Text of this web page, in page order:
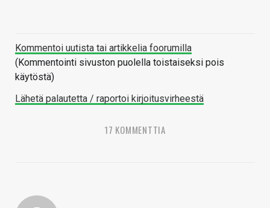
Kommentoi uutista tai artikkelia foorumilla
(Kommentointi sivuston puolella toistaiseksi pois
käytöstä)
Lähetä palautetta / raportoi kirjoitusvirheestä
17 KOMMENTTIA